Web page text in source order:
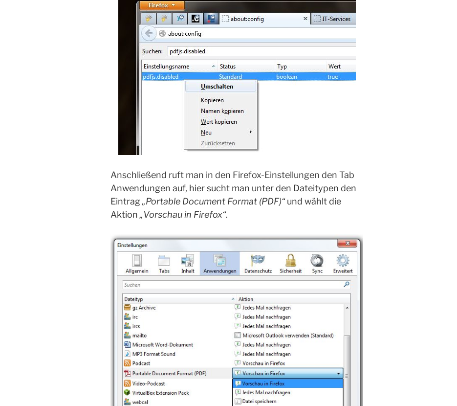
Anschließend ruft man in den Firefox-Einstellungen den Tab
Anwendungen auf, hier sucht man unter den Dateitypen den
Eintrag„Portable Document Format (PDF)“und wählt die
Aktion „Vorschau in Firefox“.